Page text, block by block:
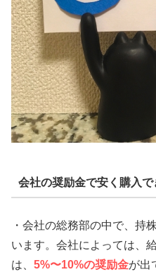
会社の奨励金で安く購入で
・会社の総務部の中で、持
います。会社によっては、
は、 5%〜10%の奨励金が出